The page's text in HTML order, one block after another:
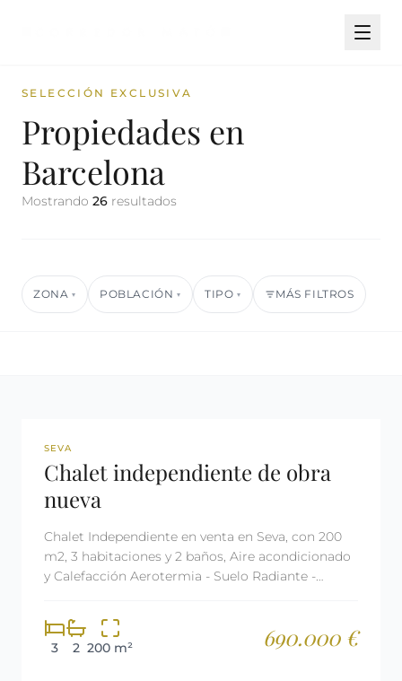
SELECCIÓN EXCLUSIVA
Propiedades en
Barcelona
Mostrando 26 resultados
ZONA ▾ POBLACIÓN ▾ TIPO ▾ MÁS FILTROS
REF: 2485
SEVA
Chalet independiente de obra
nueva
Chalet Independiente en venta en Seva, con 200
m2, 3 habitaciones y 2 baños, Aire acondicionado
y Calefacción Aerotermia - Suelo Radiante -
3 2 200 m² 690.000 €